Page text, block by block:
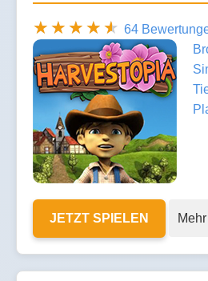
64
JETZT SPIELEN